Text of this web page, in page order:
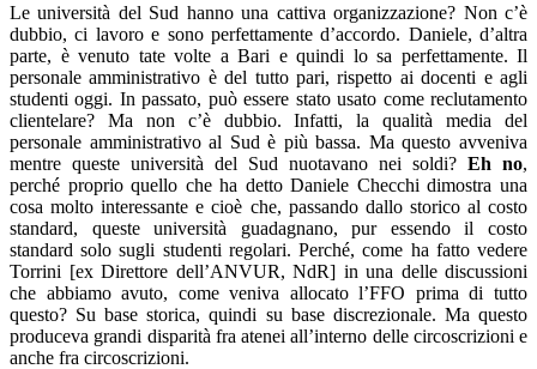
Le università del Sud hanno una cattiva organizzazione? Non c’è
dubbio, ci lavoro e sono perfettamente d’accordo. Daniele, d’altra
parte, è venuto tate volte a Bari e quindi lo sa perfettamente. Il
personale amministrativo è del tutto pari, rispetto ai docenti e agli
studenti oggi. In passato, può essere stato usato come reclutamento
clientelare? Ma non c’è dubbio. Infatti, la qualità media del
personale amministrativo al Sud è più bassa. Ma questo avveniva
mentre queste università del Sud nuotavano nei soldi? Eh no,
perché proprio quello che ha detto Daniele Checchi dimostra una
cosa molto interessante e cioè che, passando dallo storico al costo
standard, queste università guadagnano, pur essendo il costo
standard solo sugli studenti regolari. Perché, come ha fatto vedere
Torrini [ex Direttore dell’ANVUR, NdR] in una delle discussioni
che abbiamo avuto, come veniva allocato l’FFO prima di tutto
questo? Su base storica, quindi su base discrezionale. Ma questo
produceva grandi disparità fra atenei all’interno delle circoscrizioni e
anche fra circoscrizioni.